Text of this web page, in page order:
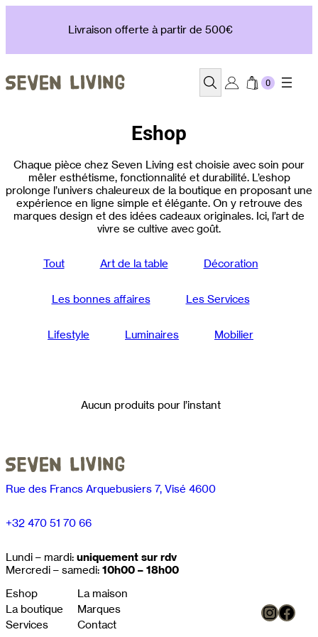
Livraison offerte à partir de 500€
Recherche
Eshop
Chaque pièce chez Seven Living est choisie avec soin pour
mêler esthétisme, fonctionnalité et durabilité. L’eshop
prolonge l’univers chaleureux de la boutique en proposant une
expérience en ligne simple et élégante. On y retrouve des
marques design et des idées cadeaux originales. Ici, l’art de
vivre se cultive avec goût.
Tout Art de la table Décoration
Les bonnes affaires Les Services
Lifestyle Luminaires Mobilier
Aucun produits pour l’instant
Rue des Francs Arquebusiers 7, Visé 4600
+32 470 51 70 66
Lundi – mardi: uniquement sur rdv
Mercredi – samedi: 10h00 – 18h00
Eshop
La boutique
Services
La maison
Marques
Contact